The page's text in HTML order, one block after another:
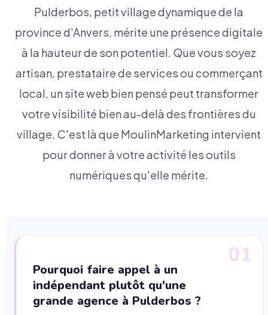
Pulderbos, petit village dynamique de la
province d'Anvers, mérite une présence digitale
à la hauteur de son potentiel. Que vous soyez
artisan, prestataire de services ou commerçant
local, un site web bien pensé peut transformer
votre visibilité bien au-delà des frontières du
village. C'est là que MoulinMarketing intervient
pour donner à votre activité les outils
numériques qu'elle mérite.
01
Pourquoi faire appel à un
indépendant plutôt qu'une
grande agence à Pulderbos ?